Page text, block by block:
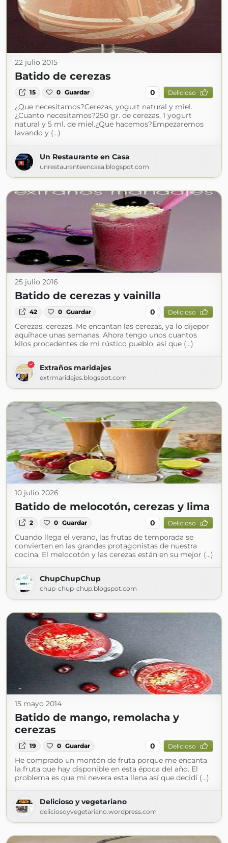
22 julio 2015
Batido de cerezas
15 0 Guardar 0 Delicioso
¿Que necesitamos?Cerezas, yogurt natural y miel.
¿Cuanto necesitamos?250 gr. de cerezas, 1 yogurt
natural y 5 ml. de miel.¿Que hacemos?Empezaremos
lavando y (...)
Un Restaurante en Casa
unrestauranteencasa.blogspot.com
25 julio 2016
Batido de cerezas y vainilla
42 0 Guardar 0 Delicioso
Cerezas, cerezas. Me encantan las cerezas, ya lo dijepor
aquíhace unas semanas. Ahora tengo unos cuantos
kilos procedentes de mi rústico pueblo, así que (...)
Extraños maridajes
extrmaridajes.blogspot.com
10 julio 2026
Batido de melocotón, cerezas y lima
2 0 Guardar 0 Delicioso
Cuando llega el verano, las frutas de temporada se
convierten en las grandes protagonistas de nuestra
cocina. El melocotón y las cerezas están en su mejor (...)
ChupChupChup
chup-chup-chup.blogspot.com
15 mayo 2014
Batido de mango, remolacha y
cerezas
19 0 Guardar 0 Delicioso
He comprado un montón de fruta porque me encanta
la fruta que hay disponible en esta época del año. El
problema es que mi nevera esta llena así que decidí (...)
Delicioso y vegetariano
deliciosoyvegetariano.wordpress.com